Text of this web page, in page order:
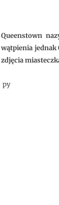
Queenstown
wątpienia jednak
zdjęcia
py